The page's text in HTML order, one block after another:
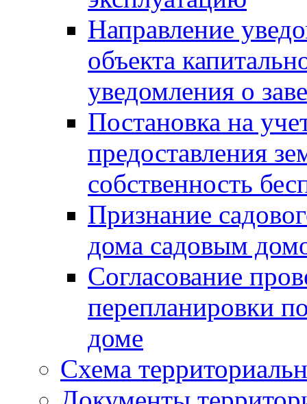
Направление
объекта
уведомления о
Постановка на
предоставления
собственность
Признание
дома садовым
Согласование
перепланировки
доме
Схема